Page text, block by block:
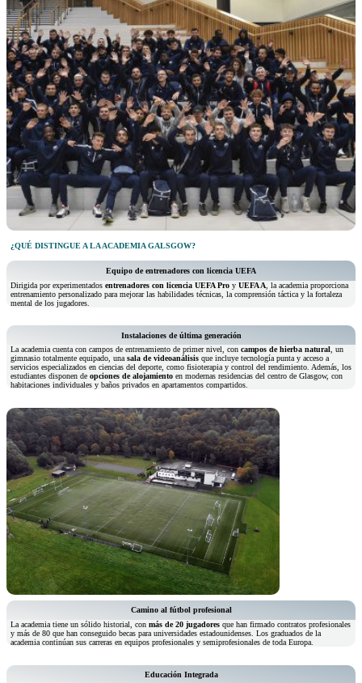
¿QUÉ DISTINGUE A LA ACADEMIA GALSGOW?
Equipo de entrenadores con licencia UEFA
Dirigida por experimentados entrenadores con licencia UEFA Pro y UEFA A , la academia proporciona
entrenamiento personalizado para mejorar las habilidades técnicas, la comprensión táctica y la fortaleza
mental de los jugadores.
Instalaciones de última generación
La academia cuenta con campos de entrenamiento de primer nivel, con campos de hierba natural, un
gimnasio totalmente equipado, unasala de videoanálisis que incluye tecnología punta y acceso a
servicios especializados en ciencias del deporte, como fisioterapia y control del rendimiento. Además, los
estudiantes disponen de opciones de alojamiento en modernas residencias del centro de Glasgow, con
habitaciones individuales y baños privados en apartamentos compartidos.
Camino al fútbol profesional
La academia tiene un sólido historial, con más de 20 jugadores que han firmado contratos profesionales
y más de 80 que han conseguido becas para universidades estadounidenses. Los graduados de la
academia continúan sus carreras en equipos profesionales y semiprofesionales de toda Europa.
Educación Integrada